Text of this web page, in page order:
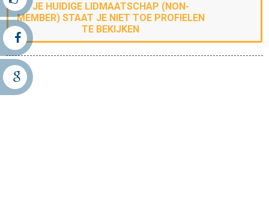
JE HUIDIGE LIDMAATSCHAP (NON-
MEMBER) STAAT JE NIET TOE PROFIELEN
TE BEKIJKEN